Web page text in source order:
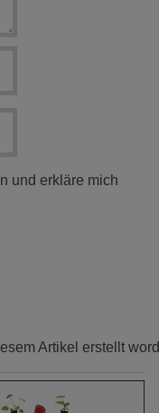
und erkläre mich
Artikel erstellt